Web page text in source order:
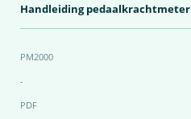
Handleiding pedaalkrachtmeter
PM2000
-
PDF